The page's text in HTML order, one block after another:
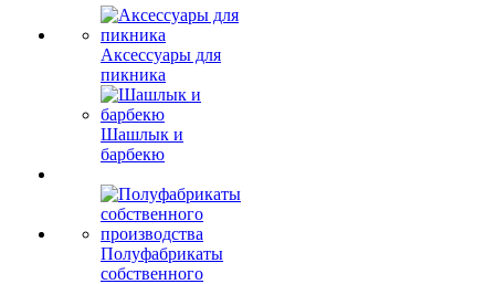
Аксессуары для
пикника
Шашлык и
барбекю
Полуфабрикаты
собственного